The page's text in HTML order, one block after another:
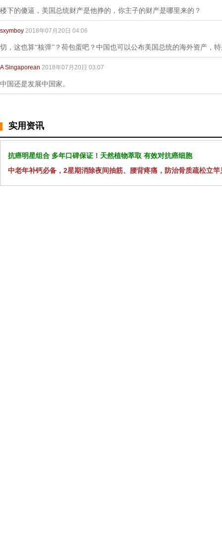
楼下的傻逼，美国总统财产是他挣的，你主子的财产是哪里来的？
sxymboy 2018年07月20日 04:06
切，这也算“核弹”？荷包蛋吧？中国也可以公布美国总统的海外资产，
A Singaporean 2018年07月20日 03:07
中国还是发展中国家。
实用资讯
抗癌明星组合 多年口碑保证！天然植物萃取 有效对抗癌细胞
中老年补钙必备，2星期消除夜间抽筋、腰背疼痛，防治骨质疏松立竿